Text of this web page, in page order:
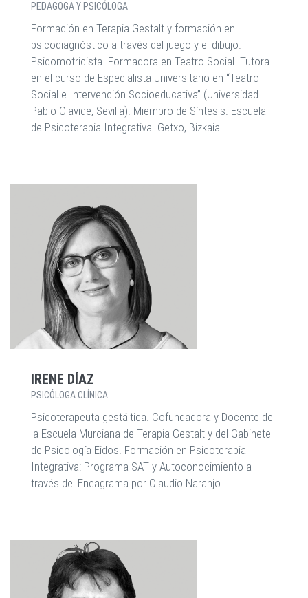
PEDAGOGA Y PSICÓLOGA
Formación en Terapia Gestalt y formación en
psicodiagnóstico a través del juego y el dibujo.
Psicomotricista. Formadora en Teatro Social. Tutora
en el curso de Especialista Universitario en “Teatro
Social e Intervención Socioeducativa” (Universidad
Pablo Olavide, Sevilla). Miembro de Síntesis. Escuela
de Psicoterapia Integrativa. Getxo, Bizkaia.
IRENE DÍAZ
PSICÓLOGA CLÍNICA
Psicoterapeuta gestáltica. Cofundadora y Docente de
la Escuela Murciana de Terapia Gestalt y del Gabinete
de Psicología Eidos. Formación en Psicoterapia
Integrativa: Programa SAT y Autoconocimiento a
través del Eneagrama por Claudio Naranjo.